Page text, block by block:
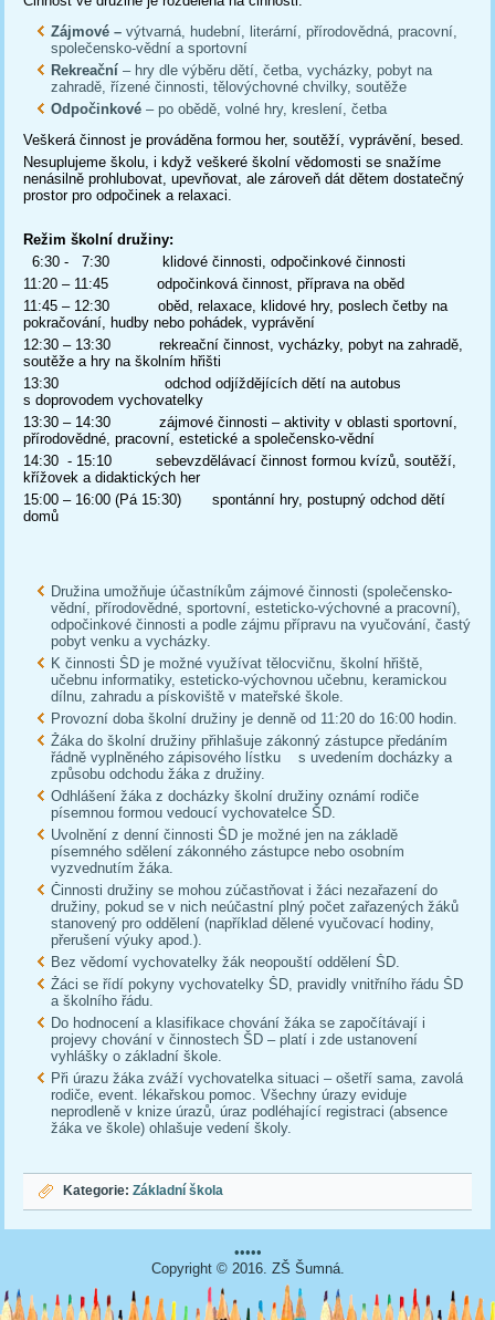
Zájmové – výtvarná, hudební, literární, přírodovědná, pracovní,
společensko-vědní a sportovní
Rekreační– hry dle výběru dětí, četba, vycházky, pobyt na
zahradě, řízené činnosti, tělovýchovné chvilky, soutěže
Odpočinkové – po obědě, volné hry, kreslení, četba
Veškerá činnost je prováděna formou her, soutěží, vyprávění, besed.
Nesuplujeme školu, i když veškeré školní vědomosti se snažíme
nenásilně prohlubovat, upevňovat, ale zároveň dát dětem dostatečný
prostor pro odpočinek a relaxaci.
Režim školní družiny:
6:30 - 7:30 klidové činnosti, odpočinkové činnosti
11:20 – 11:45 odpočinková činnost, příprava na oběd
11:45 – 12:30 oběd, relaxace, klidové hry, poslech četby na
pokračování, hudby nebo pohádek, vyprávění
12:30 – 13:30 rekreační činnost, vycházky, pobyt na zahradě,
soutěže a hry na školním hřišti
13:30 odchod odjíždějících dětí na autobus
s doprovodem vychovatelky
13:30 – 14:30 zájmové činnosti – aktivity v oblasti sportovní,
přírodovědné, pracovní, estetické a společensko-vědní
14:30 - 15:10 sebevzdělávací činnost formou kvízů, soutěží,
křížovek a didaktických her
15:00 – 16:00 (Pá 15:30) spontánní hry, postupný odchod dětí
domů
Družina umožňuje účastníkům zájmové činnosti (společensko-
vědní, přírodovědné, sportovní, esteticko-výchovné a pracovní),
odpočinkové činnosti a podle zájmu přípravu na vyučování, častý
pobyt venku a vycházky.
K činnosti ŠD je možné využívat tělocvičnu, školní hřiště,
učebnu informatiky, esteticko-výchovnou učebnu, keramickou
dílnu, zahradu a pískoviště v mateřské škole.
Provozní doba školní družiny je denně od 11:20 do 16:00 hodin.
Žáka do školní družiny přihlašuje zákonný zástupce předáním
řádně vyplněného zápisového lístku s uvedením docházky a
způsobu odchodu žáka z družiny.
Odhlášení žáka z docházky školní družiny oznámí rodiče
písemnou formou vedoucí vychovatelce ŠD.
Uvolnění z denní činnosti ŠD je možné jen na základě
písemného sdělení zákonného zástupce nebo osobním
vyzvednutím žáka.
Činnosti družiny se mohou zúčastňovat i žáci nezařazení do
družiny, pokud se v nich neúčastní plný počet zařazených žáků
stanovený pro oddělení (například dělené vyučovací hodiny,
přerušení výuky apod.).
Bez vědomí vychovatelky žák neopouští oddělení ŠD.
Žáci se řídí pokyny vychovatelky ŠD, pravidly vnitřního řádu ŠD
a školního řádu.
Do hodnocení a klasifikace chování žáka se započítávají i
projevy chování v činnostech ŠD – platí i zde ustanovení
vyhlášky o základní škole.
Při úrazu žáka zváží vychovatelka situaci – ošetří sama, zavolá
rodiče, event. lékařskou pomoc. Všechny úrazy eviduje
neprodleně v knize úrazů, úraz podléhající registraci (absence
žáka ve škole) ohlašuje vedení školy.
Kategorie:Základní škola
•••••
Copyright © 2016. ZŠ Šumná.